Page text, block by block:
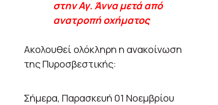
στην Αγ. Άννα μετά από
ανατροπή οχήματος
Ακολουθεί ολόκληρη η ανακοίνωση
της Πυροσβεστικής:
Σήμερα, Παρασκευή 01 Νοεμβρίου